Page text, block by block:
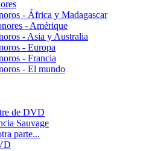
- África y Madagascar
- Amérique
- Asia y Australia
- Europa
- Francia
- El mundo
de DVD
Sauvage
parte...